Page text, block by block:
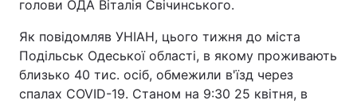
голови ОДА Віталія Свічинського.
Як повідомляв УНІАН, цього тижня до міста
Подільськ Одеської області, в якому проживають
близько 40 тис. осіб, обмежили в'їзд через
спалах COVID-19. Станом на 9:30 25 квітня, в